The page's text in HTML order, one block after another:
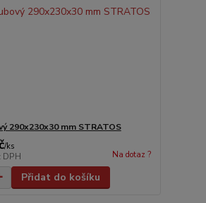
290x230x30 mm STRATOS
/ks
DPH Na dotaz ?
Přidat do košíku